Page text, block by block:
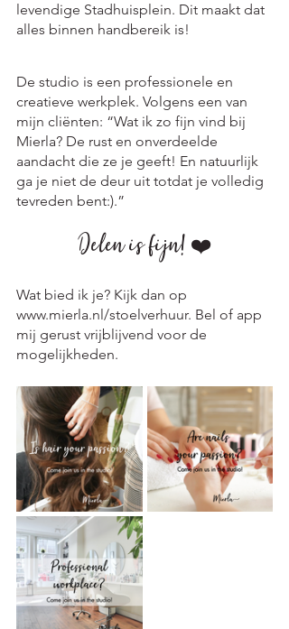
levendige Stadhuisplein. Dit maakt dat
alles binnen handbereik is!
De studio is een professionele en
creatieve werkplek. Volgens een van
mijn cliënten: “Wat ik zo fijn vind bij
Mierla? De rust en onverdeelde
aandacht die ze je geeft! En natuurlijk
ga je niet de deur uit totdat je volledig
tevreden bent:).”
Delen is fijn! ❤️
Wat bied ik je? Kijk dan op
www.mierla.nl/stoelverhuur. Bel of app
mij gerust vrijblijvend voor de
mogelijkheden.